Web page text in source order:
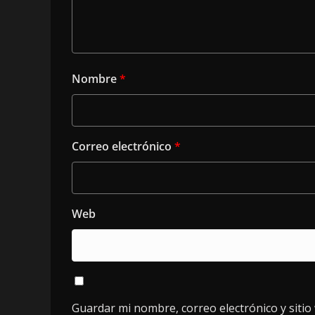
Nombre*
Correo electrónico *
Web
Guardar mi nombre, correo electrónico y